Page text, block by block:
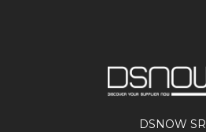
DSNOW